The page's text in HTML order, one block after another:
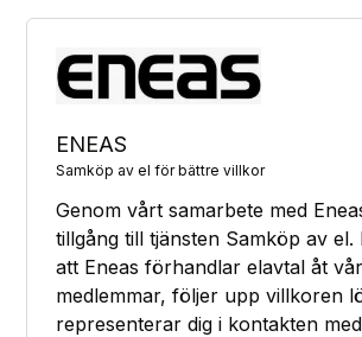
ENEAS
Samköp av el för bättre villkor
Genom vårt samarbete med
tillgång till tjänsten Samköp av el.
att Eneas förhandlar elavtal åt
medlemmar, följer upp villkoren
representerar dig i kontakten med